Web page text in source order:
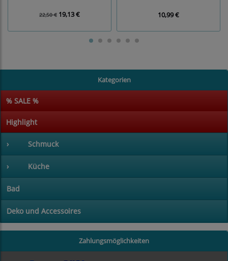
Kategorien
% SALE %
Highlight
› Schmuck
› Küche
Bad
Deko und Accessoires
Zahlungsmöglichkeiten
22,50 € 19,13 € 10,99 €